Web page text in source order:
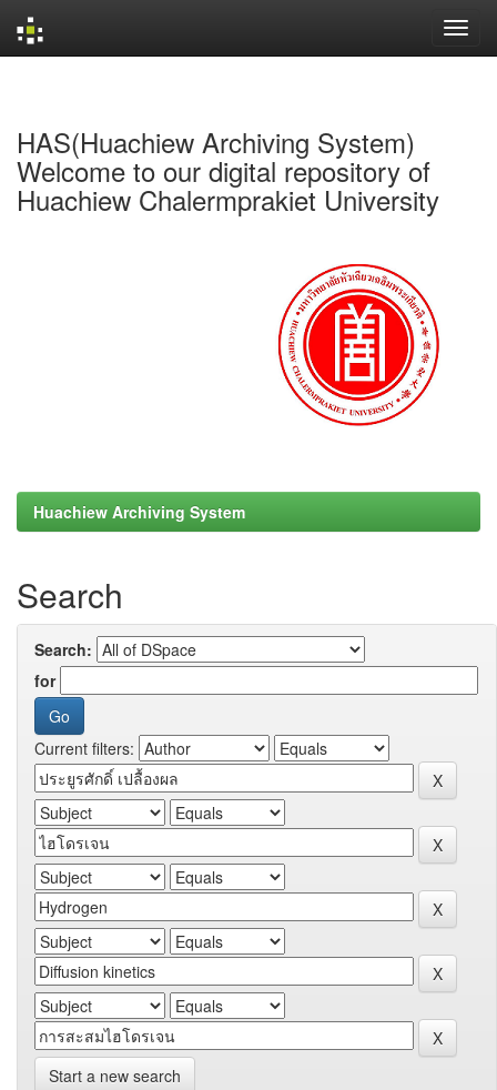
HAS(Huachiew Archiving System)
Welcome to our digital repository of
Huachiew Chalermprakiet University
Huachiew Archiving System
Search
Search:
for
Current filters:
Start a new search